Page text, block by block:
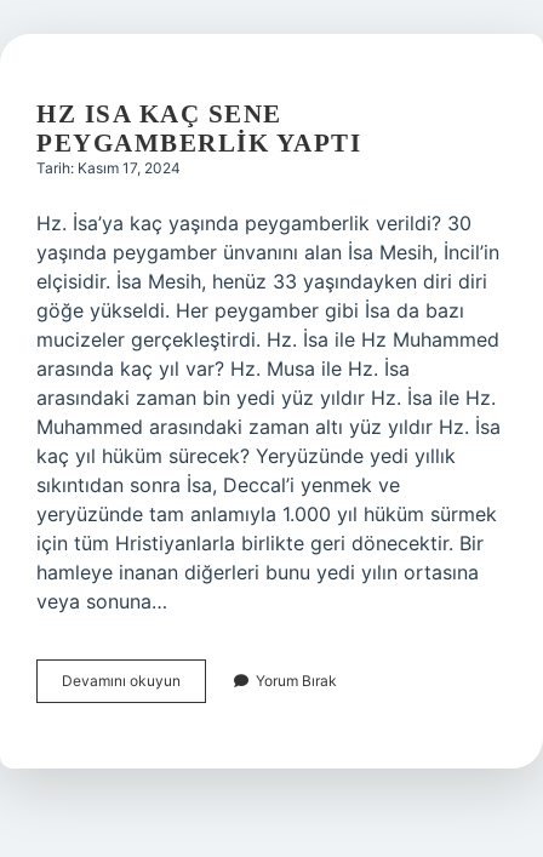
HZ ISA KAÇ SENE
PEYGAMBERLIK YAPTI
Tarih: Kasım 17, 2024
Hz. İsa’ya kaç yaşında peygamberlik verildi? 30
yaşında peygamber ünvanını alan İsa Mesih, İncil’in
elçisidir. İsa Mesih, henüz 33 yaşındayken diri diri
göğe yükseldi. Her peygamber gibi İsa da bazı
mucizeler gerçekleştirdi. Hz. İsa ile Hz Muhammed
arasında kaç yıl var? Hz. Musa ile Hz. İsa
arasındaki zaman bin yedi yüz yıldır Hz. İsa ile Hz.
Muhammed arasındaki zaman altı yüz yıldır Hz. İsa
kaç yıl hüküm sürecek? Yeryüzünde yedi yıllık
sıkıntıdan sonra İsa, Deccal’i yenmek ve
yeryüzünde tam anlamıyla 1.000 yıl hüküm sürmek
için tüm Hristiyanlarla birlikte geri dönecektir. Bir
hamleye inanan diğerleri bunu yedi yılın ortasına
veya sonuna…
Devamını okuyun
Isa
Peygamberlik
Yorum Bırak